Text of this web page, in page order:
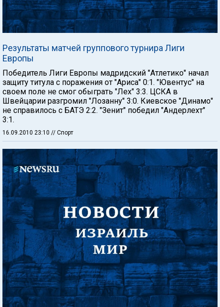
Результаты матчей группового турнира Лиги
Европы
Победитель Лиги Европы мадридский "Атлетико" начал
защиту титула с поражения от "Ариса" 0:1. "Ювентус" на
своем поле не смог обыграть "Лех" 3:3. ЦСКА в
Швейцарии разгромил "Лозанну" 3:0. Киевское "Динамо"
не справилось с БАТЭ 2:2. "Зенит" победил "Андерлехт"
3:1.
16.09.2010 23:10 // Спорт